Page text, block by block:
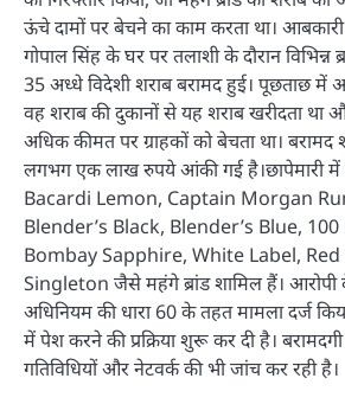
ऊंचे दामों पर बेचने का काम करता था। आबकारी
गोपाल सिंह के घर पर तलाशी के दौरान विभिन्न
35 अध्धे विदेशी शराब बरामद हुई। पूछताछ में
वह शराब की दुकानों से यह शराब खरीदता
अधिक कीमत पर ग्राहकों को बेचता था।
लगभग एक लाख रुपये आंकी गई है।छापेमारी में
Bacardi Lemon, Captain Morgan
Blender’s Black, Blender’s Blue,
Bombay Sapphire, White Label,
Singleton जैसे महंगे ब्रांड शामिल हैं।
अधिनियम की धारा 60 के तहत मामला दर्ज
में पेश करने की प्रक्रिया शुरू कर दी है।
गतिविधियों और नेटवर्क की भी जांच कर रही है।